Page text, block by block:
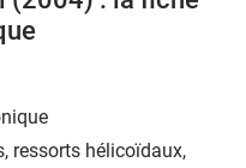
ressorts hélicoïdaux,